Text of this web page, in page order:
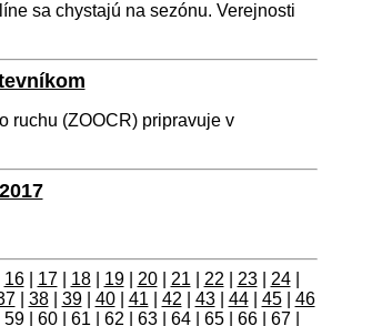
sa chystajú na sezónu. Verejnosti
ruchu (ZOOCR) pripravuje v
16| 17| 18| 19| 20| 21 22 23| 24|
| 38| 39| 40| 41 42 43| 44| 45| 46
59| 60| 61 62 63| 64| 65| 66| 67|